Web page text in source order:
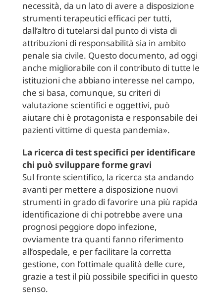
necessità, da un lato di avere a disposizione
strumenti terapeutici efficaci per tutti,
dall’altro di tutelarsi dal punto di vista di
attribuzioni di responsabilità sia in ambito
penale sia civile. Questo documento, ad oggi
anche migliorabile con il contributo di tutte le
istituzioni che abbiano interesse nel campo,
che si basa, comunque, su criteri di
valutazione scientifici e oggettivi, può
aiutare chi è protagonista e responsabile dei
pazienti vittime di questa pandemia».
La ricerca di test specifici per identificare
chi può sviluppare forme gravi
Sul fronte scientifico, la ricerca sta andando
avanti per mettere a disposizione nuovi
strumenti in grado di favorire una più rapida
identificazione di chi potrebbe avere una
prognosi peggiore dopo infezione,
ovviamente tra quanti fanno riferimento
all’ospedale, e per facilitare la corretta
gestione, con l’ottimale qualità delle cure,
grazie a test il più possibile specifici in questo
senso.